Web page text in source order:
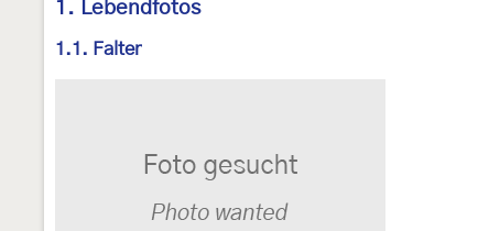
1. Lebendfotos
1.1. Falter